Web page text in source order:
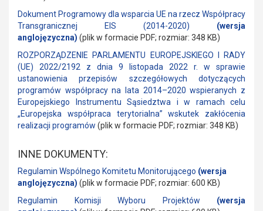
Dokument Programowy dla wsparcia UE na rzecz Współpracy
Transgranicznej EIS (2014-2020) (wersja
anglojęzyczna) (plik w formacie PDF; rozmiar: 348 KB)
ROZPORZĄDZENIE PARLAMENTU EUROPEJSKIEGO I RADY
(UE) 2022/2192 z dnia 9 listopada 2022 r. w sprawie
ustanowienia przepisów szczegółowych dotyczących
programów współpracy na lata 2014–2020 wspieranych z
Europejskiego Instrumentu Sąsiedztwa i w ramach celu
„Europejska współpraca terytorialna” wskutek zakłócenia
realizacji programów (plik w formacie PDF; rozmiar: 348 KB)
INNE DOKUMENTY:
Regulamin Wspólnego Komitetu Monitorującego (wersja
anglojęzyczna) (plik w formacie PDF; rozmiar: 600 KB)
Regulamin Komisji Wyboru Projektów (wersja